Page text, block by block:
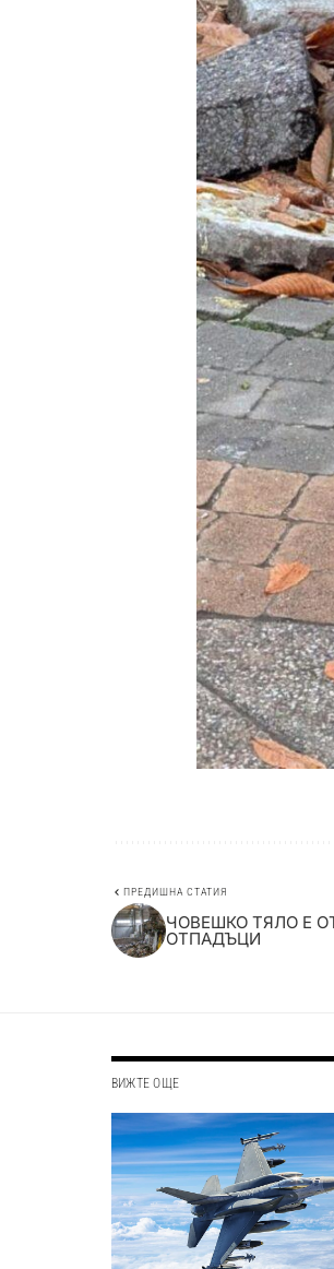
ПРЕДИШНА СТАТИЯ
ЧОВЕШКО ТЯЛО Е
ОТПАДЪЦИ
ВИЖТЕ ОЩЕ